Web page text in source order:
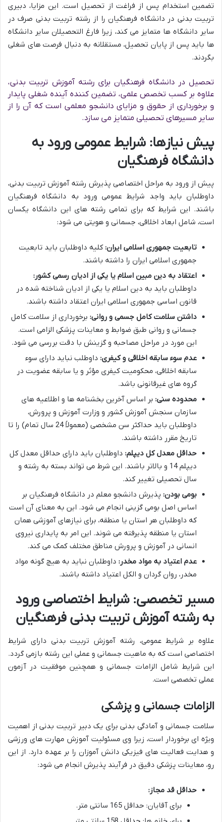
تضمین استخدام پس از فراغت از تحصیل است. این مزایا، دبیری
تربیت بدنی در دانشگاه فرهنگیان را از رشته تربیت بدنی صرف در
سایر دانشگاه ها متمایز می کند، زیرا فارغ التحصیلان سایر دانشگاه
ها باید پس از پایان تحصیل، مستقلانه به دنبال فرصت های شغلی
بگردند.
تحصیل در دانشگاه فرهنگیان برای رشته آموزش تربیت بدنی،
علاوه بر کسب تخصص علمی، تضمین کننده آینده شغلی پایدار
و برخورداری از حقوق و مزایای دانشجو معلمی است که آن را از
سایر مسیرهای تحصیلی متمایز می سازد.
پیش نیازها: شرایط عمومی ورود به
دانشگاه فرهنگیان
پیش از ورود به مراحل اختصاصی پذیرش رشته آموزش تربیت بدنی،
داوطلبان باید واجد شرایط عمومی ورود به دانشگاه فرهنگیان
باشند. این شرایط که برای تمامی رشته های این دانشگاه یکسان
است، شامل ابعاد اخلاقی، جسمانی و هویتی می شود:
تابعیت جمهوری اسلامی ایران: کلیه داوطلبان باید تابعیت
جمهوری اسلامی ایران را داشته باشند.
اعتقاد به دین مبین اسلام یا یکی از ادیان رسمی کشور:
داوطلبان باید به دین اسلام یا یکی از ادیان شناخته شده در
قانون اساسی جمهوری اسلامی ایران اعتقاد داشته باشند.
داشتن سلامت کامل جسمی و روانی: برخورداری از سلامت کامل
جسمانی و روانی طبق ضوابط و معاینات پزشکی الزامی است.
این مورد در مراحل مصاحبه و گزینش با دقت بررسی می شود.
عدم سوء سابقه اخلاقی و کیفری: داوطلب نباید دارای سوء
سابقه اخلاقی، محکومیت کیفری مؤثر و یا سابقه عضویت در
گروه های غیرقانونی باشد.
محدوده سنی: بر اساس آخرین بخشنامه ها و اطلاعیه های
سازمان سنجش آموزش کشور و وزارت آموزش و پرورش،
داوطلبان باید حداکثر سن مشخصی (معمولاً 24 سال تمام) را تا
تاریخ مقرر داشته باشند.
حداقل معدل کل دیپلم: داوطلبان باید دارای حداقل معدل کل
دیپلم 14 و بالاتر باشند. این شرط می تواند بسته به رشته و
سال تحصیلی تغییر کند.
بومی بودن: پذیرش دانشجو معلم در دانشگاه فرهنگیان بر
اساس اصل بومی گزینی انجام می شود. این به معنای آن است
که داوطلبان هر استان یا منطقه، برای نیازهای آموزشی همان
استان یا منطقه پذیرفته می شوند. این امر به پایداری نیروی
انسانی در آموزش و پرورش مناطق مختلف کمک می کند.
عدم اعتیاد به مواد مخدر: داوطلبان نباید به هیچ گونه مواد
مخدر، روان گردان و الکل اعتیاد داشته باشند.
مسیر تخصصی: شرایط اختصاصی ورود
به رشته آموزش تربیت بدنی فرهنگیان
علاوه بر شرایط عمومی، رشته آموزش تربیت بدنی دارای شرایط
اختصاصی است که به ماهیت جسمانی و عملی این رشته بازمی گردد.
این شرایط شامل الزامات جسمانی و همچنین موفقیت در آزمون
عملی تخصصی است.
الزامات جسمانی و پزشکی
سلامت جسمانی و آمادگی بدنی برای یک دبیر تربیت بدنی از اهمیت
ویژه ای برخوردار است، زیرا وی مسئولیت آموزش مهارت های ورزشی
و هدایت فعالیت های فیزیکی دانش آموزان را بر عهده دارد. از این
رو، معاینات پزشکی دقیق در فرآیند پذیرش انجام می شود:
حداقل قد مجاز:
برای آقایان: حداقل 165 سانتی متر.